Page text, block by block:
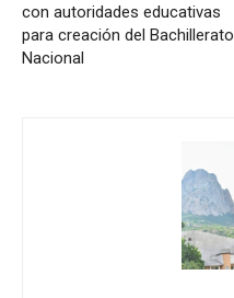
con autoridades educativas
para creación del Bachillerato
Nacional